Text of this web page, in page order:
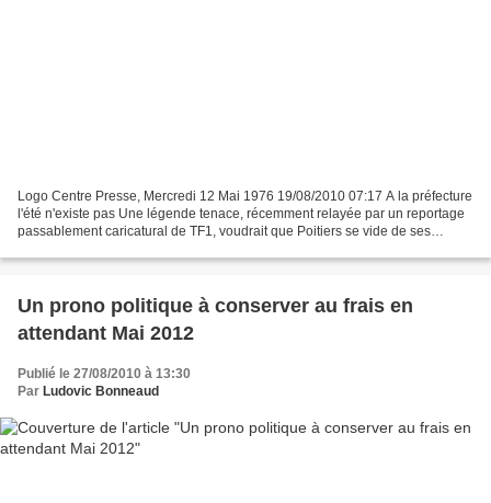
Logo Centre Presse, Mercredi 12 Mai 1976 19/08/2010 07:17 A la préfecture
l'été n'existe pas Une légende tenace, récemment relayée par un reportage
passablement caricatural de TF1, voudrait que Poitiers se vide de ses
Un prono politique à conserver au frais en
attendant Mai 2012
Publié le 27/08/2010 à 13:30
Par Ludovic Bonneaud